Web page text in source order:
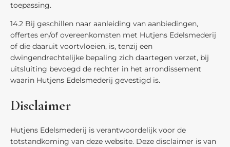
toepassing.
14.2 Bij geschillen naar aanleiding van aanbiedingen,
offertes en/of overeenkomsten met Hutjens Edelsmederij
of die daaruit voortvloeien, is, tenzij een
dwingendrechtelijke bepaling zich daartegen verzet, bij
uitsluiting bevoegd de rechter in het arrondissement
waarin Hutjens Edelsmederij gevestigd is.
Disclaimer
Hutjens Edelsmederij is verantwoordelijk voor de
totstandkoming van deze website. Deze disclaimer is van